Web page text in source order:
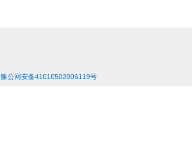
豫公网安备41010502006119号